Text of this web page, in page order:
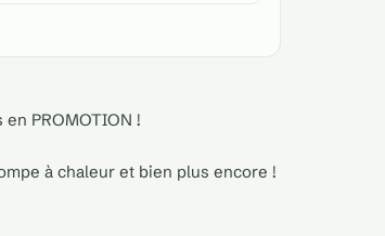
PROMOTION !
à chaleur et bien plus encore !